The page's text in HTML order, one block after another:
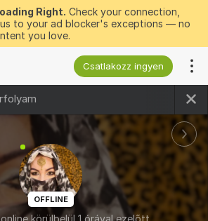
Right. Check your connection,
to your ad blocker's exceptions — no
you love.
Csatlakozz ingyen
OFFLINE
körülbelül 1 órával ezelőtt